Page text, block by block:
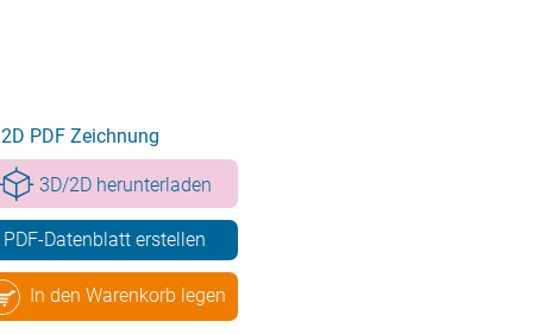
2D PDF Zeichnung
3D/2D herunterladen
PDF-Datenblatt erstellen
In den Warenkorb legen